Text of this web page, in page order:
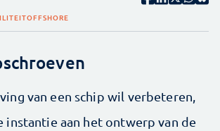
OFFSHORE
van een schip wil verbeteren,
instantie aan het ontwerp van de